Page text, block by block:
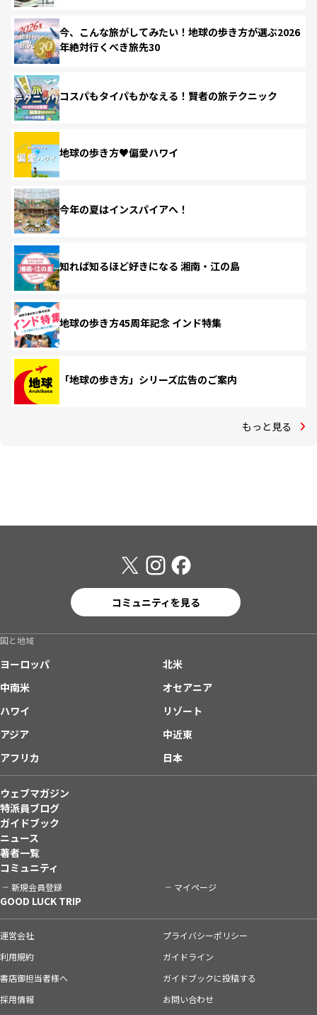
今、こんな旅がしてみたい！地球の歩き方が選ぶ2026
年絶対行くべき旅先30
コスパもタイパもかなえる！賢者の旅テクニック
地球の歩き方♥偏愛ハワイ
今年の夏はインスパイアへ！
知れば知るほど好きになる 湘南・江の島
地球の歩き方45周年記念 インド特集
「地球の歩き方」シリーズ広告のご案内
もっと見る
コミュニティを見る
国と地域
ヨーロッパ
北米
中南米
オセアニア
ハワイ
リゾート
アジア
中近東
アフリカ
日本
ウェブマガジン
特派員ブログ
ガイドブック
ニュース
著者一覧
コミュニティ
新規会員登録 マイページ
GOOD LUCK TRIP
運営会社
プライバシーポリシー
利用規約
ガイドライン
書店御担当者様へ
ガイドブックに投稿する
採用情報
お問い合わせ